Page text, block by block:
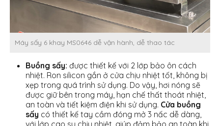
Máy sấy 6 khay MS0646 dễ vận hành, dễ thao tác
Buồng sấy: được thiết kế với 2 lớp bảo ôn cách
nhiệt. Ron silicon gắn ở cửa chịu nhiệt tốt, không bị
xẹp trong quá trình sử dụng. Do vậy, hơi nóng sẽ
được giữ bên trong máy, hạn chế thất thoát nhiệt,
an toàn và tiết kiệm điện khi sử dụng. Cửa buồng
sấy có thiết kế tay cầm đóng mở 3 nấc dễ dàng,
với lớp cao su chịu nhiệt, giúp đảm bảo an toàn khi